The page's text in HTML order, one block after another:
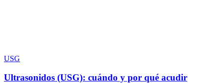
USG
Ultrasonidos (USG): cuándo y por qué acudir